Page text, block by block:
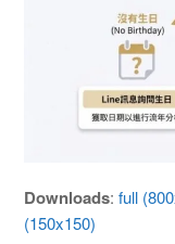
Downloads:full
(150x150)